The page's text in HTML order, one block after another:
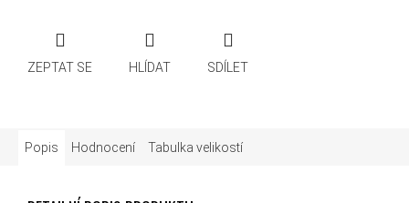
ZEPTAT SE HLÍDAT SDÍLET
Popis Hodnocení Tabulka velikostí